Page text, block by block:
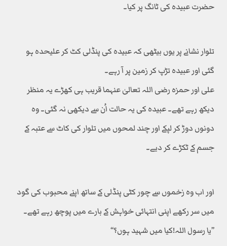
حضرت عبیدہ کی ٹانگ پر کیا۔
تلوار نشانے پر یوں بیٹھی کہ عبیدہ کی پنڈلی کٹ کر علیحدہ ہو
گئی اور عبیدہ تڑپ کر زمین پر آ رہے۔
علی اور حمزہ رضی اللہ تعالیٰ عنہما قریب ہی کھڑے یہ منظر
دیکھ رہے تھے۔ عبیدہ کی یہ حالت اُن سے دیکھی نہ گئی۔ وہ
دونوں دوڑ کر لپکے اور چند لمحوں میں تلوار کی کاٹ سے عتبہ کے
جسم کے ٹکڑے کر دیے۔
اور اب وہ زخموں سے چور کٹی پنڈلی کے ساتھ اپنے محبوب کی گود
میں سر رکھے اپنی انتہائی خواہش کے بارے میں پوچھ رہے تھے۔
’’یا رسول اللہ!کیا میں شہید ہوں؟‘‘